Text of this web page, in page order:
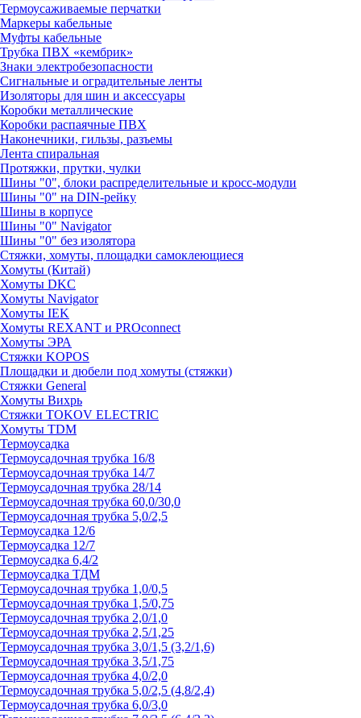
Термоусаживаемые перчатки
Маркеры кабельные
Муфты кабельные
Трубка ПВХ «кембрик»
Знаки электробезопасности
Сигнальные и оградительные ленты
Изоляторы для шин и аксессуары
Коробки металлические
Коробки распаячные ПВХ
Наконечники, гильзы, разъемы
Лента спиральная
Протяжки, прутки, чулки
Шины "0", блоки распределительные и кросс-модули
Шины "0" на DIN-рейку
Шины в корпусе
Шины "0" Navigator
Шины "0" без изолятора
Стяжки, хомуты, площадки самоклеющиеся
Хомуты (Китай)
Хомуты DKC
Хомуты Navigator
Хомуты IEK
Хомуты REXANT и PROconnect
Хомуты ЭРА
Стяжки KOPOS
Площадки и дюбели под хомуты (стяжки)
Стяжки General
Хомуты Вихрь
Стяжки TOKOV ELECTRIC
Хомуты TDM
Термоусадка
Термоусадочная трубка 16/8
Термоусадочная трубка 14/7
Термоусадочная трубка 28/14
Термоусадочная трубка 60,0/30,0
Термоусадочная трубка 5,0/2,5
Термоусадка 12/6
Термоусадка 12/7
Термоусадка 6,4/2
Термоусадка ТДМ
Термоусадочная трубка 1,0/0,5
Термоусадочная трубка 1,5/0,75
Термоусадочная трубка 2,0/1,0
Термоусадочная трубка 2,5/1,25
Термоусадочная трубка 3,0/1,5 (3,2/1,6)
Термоусадочная трубка 3,5/1,75
Термоусадочная трубка 4,0/2,0
Термоусадочная трубка 5,0/2,5 (4,8/2,4)
Термоусадочная трубка 6,0/3,0